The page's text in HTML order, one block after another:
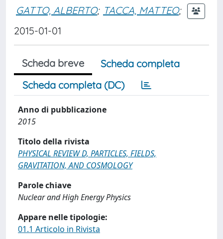
GATTO, ALBERTO; TACCA, MATTEO;
2015-01-01
Scheda breve
Scheda completa
Scheda completa (DC)
Anno di pubblicazione
2015
Titolo della rivista
PHYSICAL REVIEW D, PARTICLES, FIELDS,
GRAVITATION, AND COSMOLOGY
Parole chiave
Nuclear and High Energy Physics
Appare nelle tipologie:
01.1 Articolo in Rivista